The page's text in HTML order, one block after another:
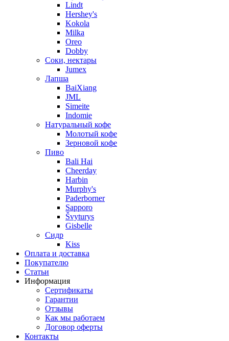
Lindt
Hershey's
Kokola
Milka
Oreo
Dobby
Соки, нектары
Jumex
Лапша
BaiXiang
JML
Simeite
Indomie
Натуральный кофе
Молотый кофе
Зерновой кофе
Пиво
Bali Hai
Cheerday
Harbin
Murphy's
Paderborner
Sapporo
Švyturys
Gisbelle
Сидр
Kiss
Оплата и доставка
Покупателю
Статьи
Информация
Сертификаты
Гарантии
Отзывы
Как мы работаем
Договор оферты
Контакты